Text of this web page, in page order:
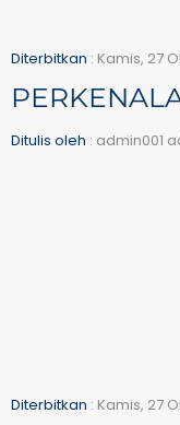
Diterbitkan : Kamis, 27
Ditulis oleh : admin001
Diterbitkan : Kamis, 27